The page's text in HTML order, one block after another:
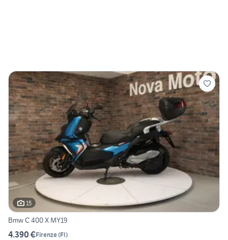
15
Bmw C 400 X MY19
4.390 €Firenze(FI)